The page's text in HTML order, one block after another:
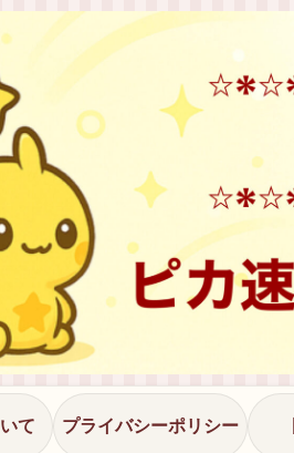
て プライバシーポリシー